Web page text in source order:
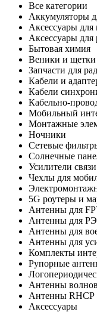
Все категории
Аккумуляторы
Аксессуары
Аксессуары для
Бытовая химия
Веники и щетки
Запчасти для
Кабели и
Кабели
Кабельно-
Мобильный
Монтажные
Ночники
Сетевые
Солнечные
Усилители связи
Чехлы для
5G роутеры и
Антенны для
Антенны для
Антенны для
Антенны для
Комплекты
Рупорные
Антенны
Антенны RHCP
Аксессуары